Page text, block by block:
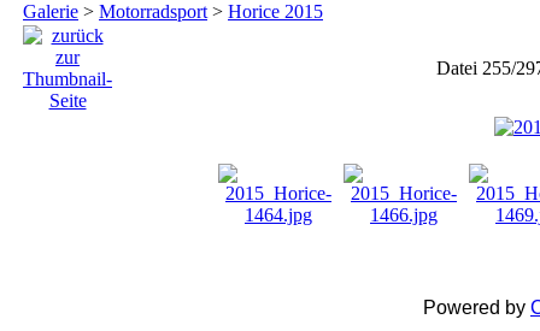
Galerie > Motorradsport > Horice 2015
Datei 255/
Powered by